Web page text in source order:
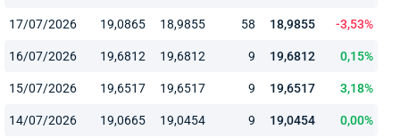
17/07/2026 19,0865 18,9855 58 18,9855 -3,53%
16/07/2026 19,6812 19,6812 9 19,6812 0,15%
15/07/2026 19,6517 19,6517 9 19,6517 3,18%
14/07/2026 19,0665 19,0454 9 19,0454 0,00%